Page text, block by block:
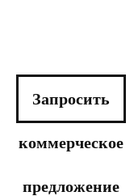
Запросить
коммерческое
предложение